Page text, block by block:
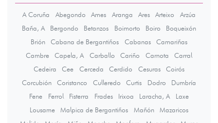
A Coruña Abegondo Ames Aranga Ares Arteixo
Arzúa
Baña, A
Bergondo Betanzos Boimorto Boiro
Boqueixón
Brión
Cabana de Bergantiños Cabanas
Camariñas
Cambre
Capela, A Carballo Cariño Carnota
Carral
Cedeira
Cee Cerceda Cerdido Cesuras
Coirós
Corcubión
Coristanco Culleredo Curtis Dodro
Dumbría
Fene
Ferrol Fisterra Frades Irixoa Laracha, A
Laxe
Lousame
Malpica de Bergantiños Mañón
Mazaricos